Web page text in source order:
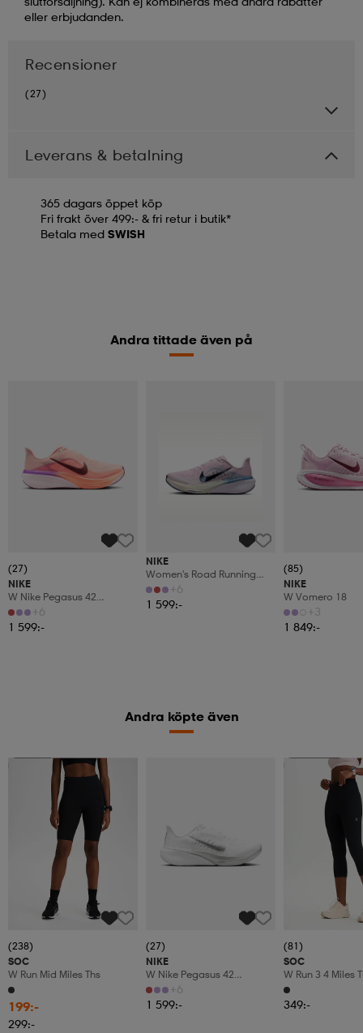
eller erbjudanden.
Recensioner
(27)
Leverans & betalning
365 dagars öppet köp
Fri frakt över 499:- & fri retur i butik*
Betala med SWISH
Andra tittade även på
(27)
NIKE
W Nike Pegasus 42
Women's Road Running
+6
1 599:-
NIKE
Women's Road Running
Shoes Pegasus 42
+6
1 599:-
(85)
NIKE
W Vomero 18
+3
1 849:-
Andra köpte även
(238)
SOC
W Run Mid Miles Ths
199:-
299:-
(27)
NIKE
W Nike Pegasus 42
Women's Road Running
+6
1 599:-
Paket 399:-
(81)
SOC
W Run 3 4 Miles
349:-